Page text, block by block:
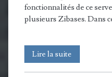
fonctionnalités de ce
plusieurs Zibases. Dans
Lire la suite
Zibase